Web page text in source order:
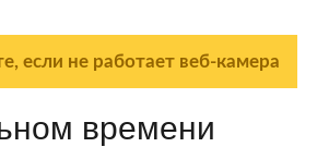
если не работает веб-камера
времени